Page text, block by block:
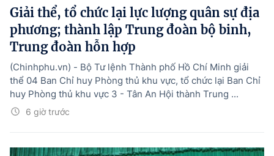
Giải thể, tổ chức lại lực lượng quân sự địa
phương; thành lập Trung đoàn bộ binh,
Trung đoàn hỗn hợp
6 giờ trước
(Chinhphu.vn) - Bộ Tư lệnh Thành phố Hồ Chí Minh giải
thể 04 Ban Chỉ huy Phòng thủ khu vực, tổ chức lại Ban Chỉ
huy Phòng thủ khu vực 3 - Tân An Hội thành Trung ...